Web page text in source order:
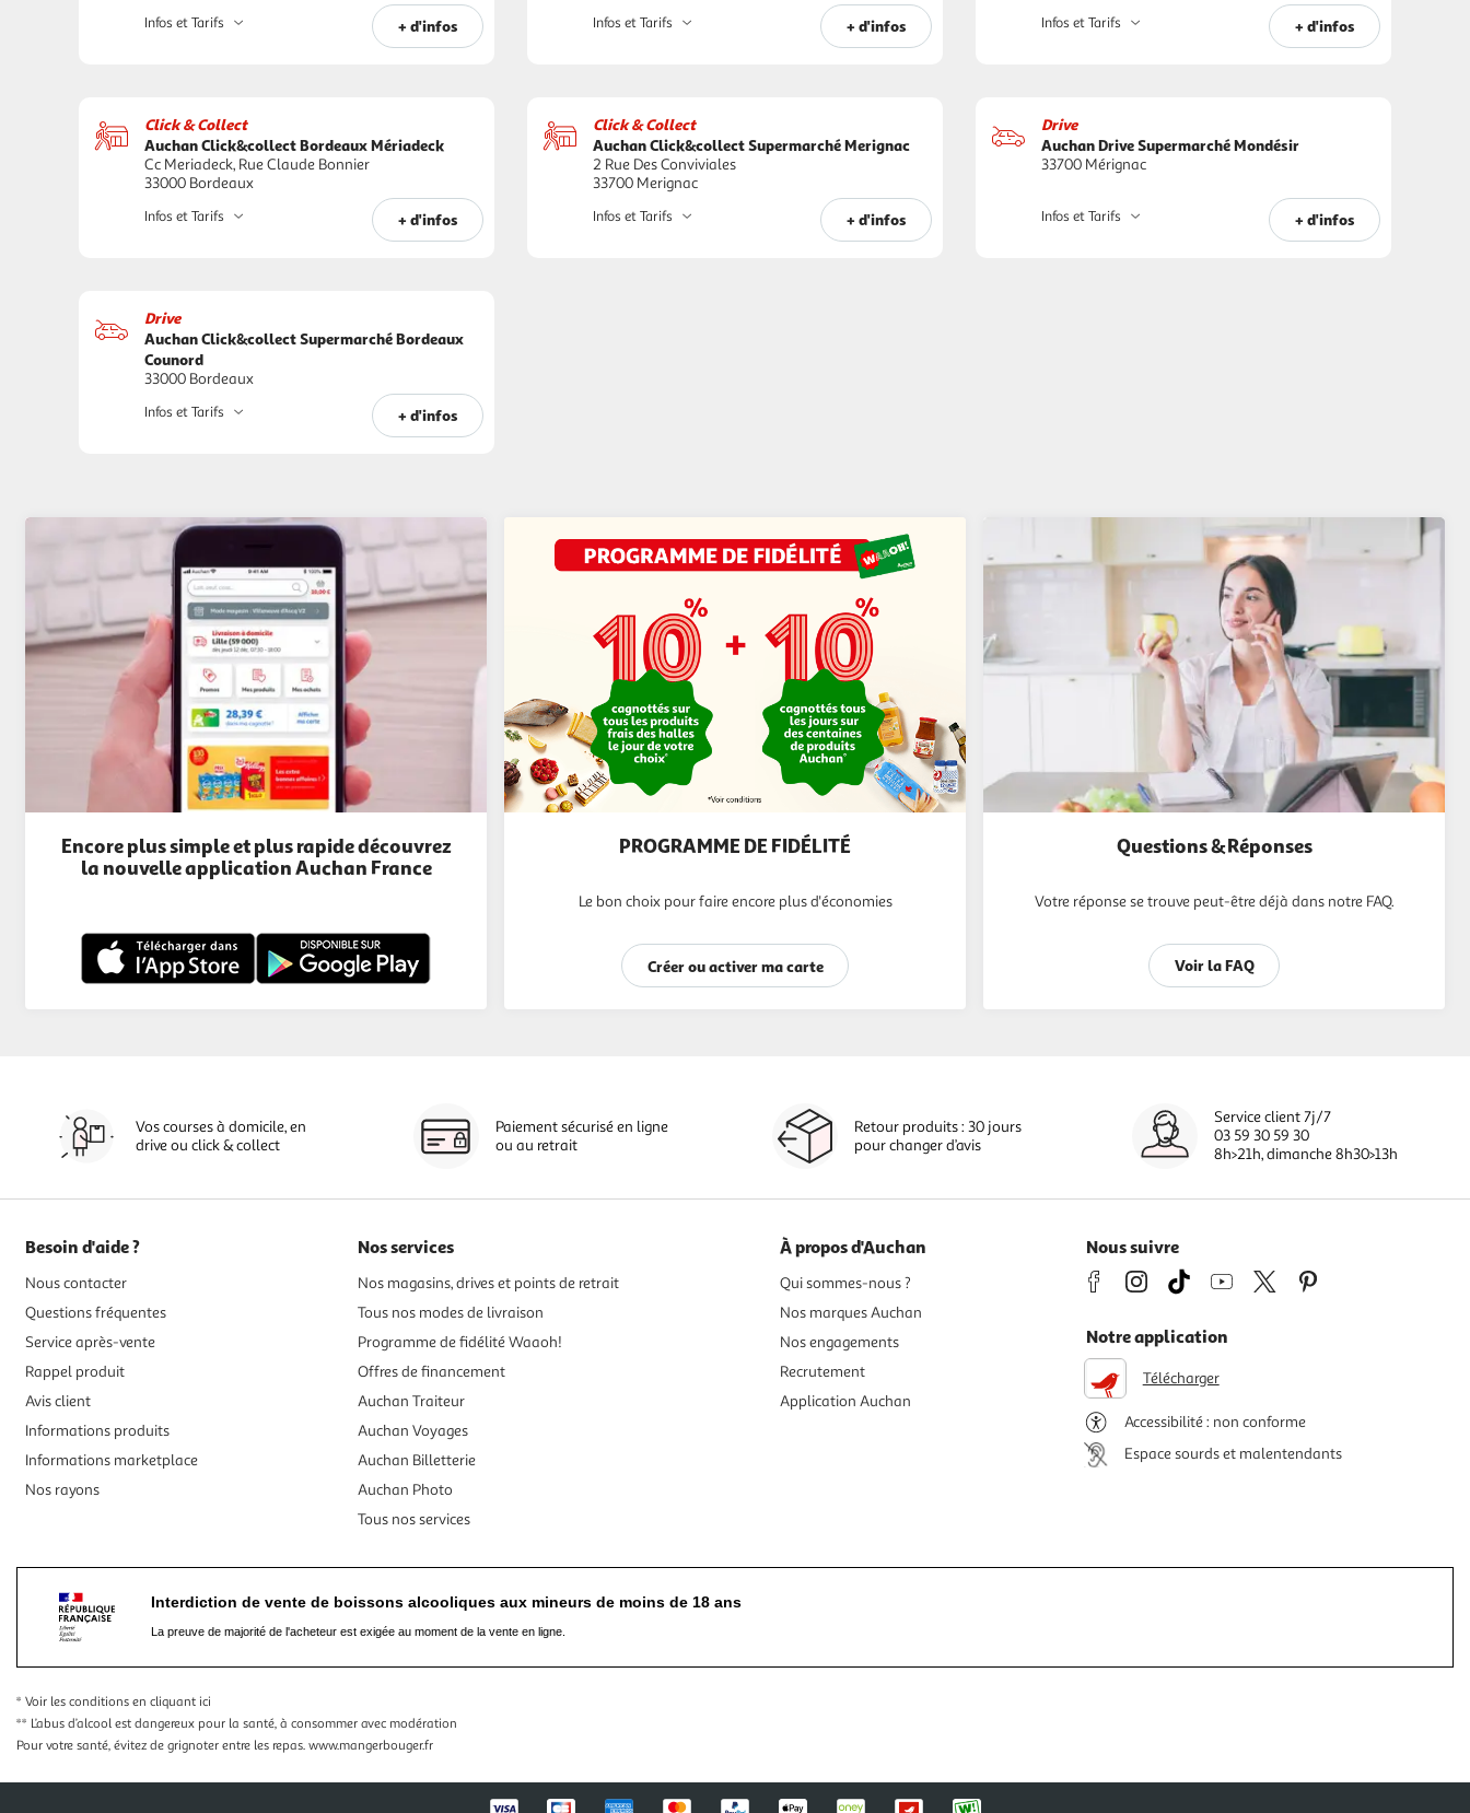
+ d'infos
Infos et Tarifs
+ d'infos
Infos et Tarifs
+ d'infos
Infos et Tarifs
Click & Collect
Auchan Click&collect Bordeaux Mériadeck
Cc Meriadeck, Rue Claude Bonnier
33000 Bordeaux
+ d'infos
Infos et Tarifs
Click & Collect
Auchan Click&collect Supermarché Merignac
2 Rue Des Conviviales
33700 Merignac
+ d'infos
Infos et Tarifs
Drive
Auchan Drive Supermarché Mondésir
33700 Mérignac
+ d'infos
Infos et Tarifs
Drive
Auchan Click&collect Supermarché Bordeaux
Counord
33000 Bordeaux
+ d'infos
Infos et Tarifs
Encore plus simple et plus rapide découvrez
la nouvelle application Auchan France
PROGRAMME DE FIDÉLITÉ
Le bon choix pour faire encore plus d'économies
Créer ou activer ma carte
Questions & Réponses
Votre réponse se trouve peut-être déjà dans notre FAQ.
Voir la FAQ
Vos courses à domicile, en
drive ou click & collect
Paiement sécurisé en ligne
ou au retrait
Retour produits : 30 jours
pour changer d’avis
Service client 7j/7
03 59 30 59 30
8h>21h, dimanche 8h30>13h
Besoin d'aide ?
Nous contacter
Questions fréquentes
Service après-vente
Rappel produit
Avis client
Informations produits
Informations marketplace
Nos rayons
Nos services
Nos magasins, drives et points de retrait
Tous nos modes de livraison
Programme de fidélité Waaoh!
Offres de financement
Auchan Traiteur
Auchan Voyages
Auchan Billetterie
Auchan Photo
Tous nos services
À propos d'Auchan
Qui sommes-nous ?
Nos marques Auchan
Nos engagements
Recrutement
Application Auchan
Nous suivre
Notre application
Télécharger
Accessibilité : non conforme
Espace sourds et malentendants
Interdiction de vente de boissons alcooliques aux mineurs de moins de 18 ans
La preuve de majorité de l'acheteur est exigée au moment de la vente en ligne.
* Voir les conditions en cliquant ici
** L’abus d’alcool est dangereux pour la santé, à consommer avec modération
Pour votre santé, évitez de grignoter entre les repas. www.mangerbouger.fr